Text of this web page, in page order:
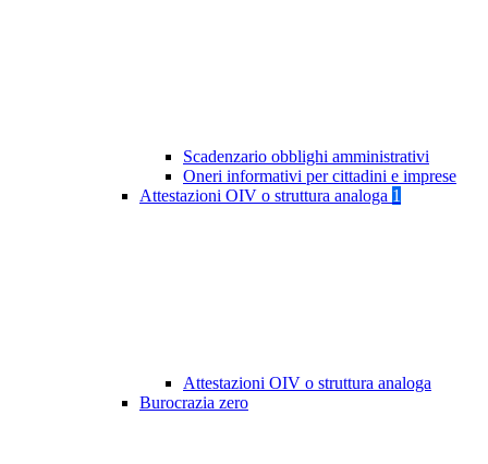
Scadenzario obblighi amministrativi
Oneri informativi per cittadini e imprese
Attestazioni OIV o struttura analoga 1
Attestazioni OIV o struttura analoga
Burocrazia zero